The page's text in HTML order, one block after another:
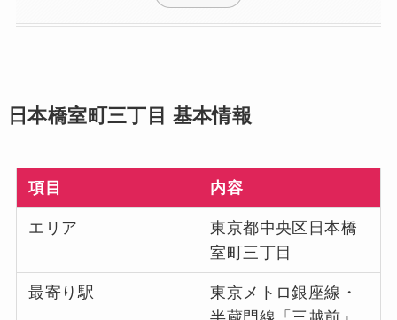
日本橋室町三丁目 基本情報
項目 内容
エリア
東京都中央区日本橋
室町三丁目
最寄り駅
東京メトロ銀座線・